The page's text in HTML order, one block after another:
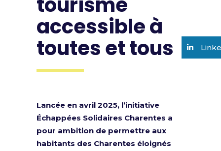
accessible à
toutes et tous
Lancée en avril 2025, l’initiative
Échappées Solidaires Charentes a
pour ambition de permettre aux
habitants des Charentes éloignés